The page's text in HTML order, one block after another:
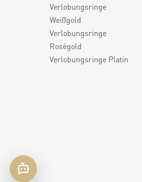
Verlobungsringe
Weißgold
Verlobungsringe
Roségold
Verlobungsringe Platin